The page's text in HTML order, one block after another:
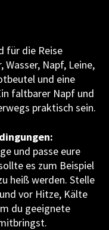
für die Reise
Napf, Leine,
und eine
faltbarer Napf und
praktisch sein.
und passe eure
es zum Beispiel
heiß werden. Stelle
vor Hitze, Kälte
du geeignete